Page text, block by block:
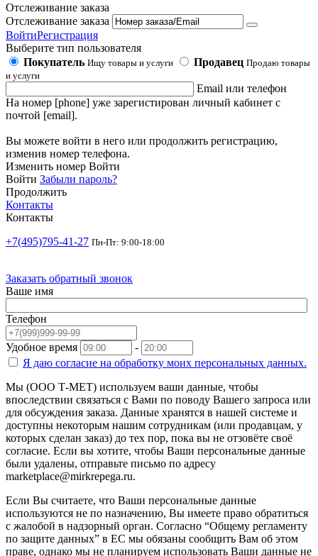
Отслеживание заказа
Отслеживание заказа
ВойтиРегистрация
Выберите тип пользователя
Покупатель Ищу товары и услуги Продавец Продаю товары
и услуги
Email или телефон
На номер [phone] уже зарегистирован личный кабинет с
почтой [email].
Вы можете войти в него или продолжить регистрацию,
изменив номер телефона.
Изменить номер Войти
Войти Забыли пароль?
Продолжить
Контакты
Контакты
+7(495)795-41-27 Пн-Пт: 9:00-18:00
Заказать обратный звонок
Ваше имя
Телефон
Удобное время
-
Я даю согласие на обработку моих персональных данных.
Мы (ООО Т-МЕТ) используем ваши данные, чтобы
впоследствии связаться с Вами по поводу Вашего запроса или
для обсуждения заказа. Данные хранятся в нашей системе и
доступны некоторым нашим сотрудникам (или продавцам, у
которых сделан заказ) до тех пор, пока вы не отзовёте своё
согласие. Если вы хотите, чтобы Ваши персональные данные
были удалены, отправьте письмо по адресу
marketplace@mirkrepega.ru.
Если Вы считаете, что Ваши персональные данные
используются не по назначению, Вы имеете право обратиться
с жалобой в надзорный орган. Согласно “Общему регламенту
по защите данных” в ЕС мы обязаны сообщить Вам об этом
праве, однако мы не планируем использовать Ваши данные не